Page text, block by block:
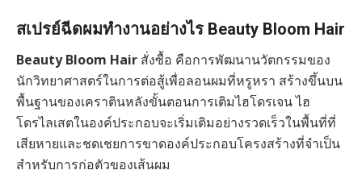
สเปรย์ฉีดผมทำงานอย่างไร Beauty Bloom Hair
Beauty Bloom Hair สั่งซื้อ คือการพัฒนานวัตกรรมของ
นักวิทยาศาสตร์ในการต่อสู้เพื่อลอนผมที่หรูหรา สร้างขึ้นบน
พื้นฐานของเคราตินหลังขั้นตอนการเติมไฮโดรเจน ไฮ
โดรไลเสตในองค์ประกอบจะเริ่มเติมอย่างรวดเร็วในพื้นที่ที่
เสียหายและชดเชยการขาดองค์ประกอบโครงสร้างที่จำเป็น
สำหรับการก่อตัวของเส้นผม